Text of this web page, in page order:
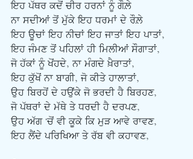
ਇਹ ਪੱਥਰ ਕਦੋਂ ਚੀਰ ਹਰਨਾਂ ਨੂੰ ਗੌਲ਼ੇ
ਨਾ ਸਦੀਆਂ ਤੋਂ ਮੁੱਕੇ ਇਹ ਧਰਮਾਂ ਦੇ ਰੌਲ਼ੇ
ਇਹ ਊਚਾਂ ਇਹ ਨੀਚਾਂ ਇਹ ਜਾਤਾਂ ਇਹ ਪਾਤਾਂ,
ਇਹ ਜੰਮਣ ਤੋਂ ਪਹਿਲਾਂ ਹੀ ਮਿਲੀਆਂ ਸੌਗਾਤਾਂ,
ਜੋ ਹੱਕਾਂ ਨੂੰ ਖੋਂਹਦੇ, ਨਾ ਮੰਗਦੇ ਖ਼ੈਰਾਤਾਂ,
ਇਹ ਕੁੱਖੋਂ ਨਾ ਬਾਗੀ, ਜੋ ਕੀਤੇ ਹਾਲਾਤਾਂ,
ਉਹ ਬਿਰਹੋਂ ਦੇ ਹਉਂਕੇ ਜੋ ਭਰਦੀ ਹੈ ਬਿਰਹਣ,
ਜੋ ਪੱਥਰਾਂ ਦੇ ਮੱਥੇ ਤੇ ਧਰਦੀ ਹੈ ਦਰਪਣ,
ਉਹ ਅੱਗ 'ਚੋਂ ਵੀ ਕੂਕੇ ਕਿ ਮੁੜ ਆਵੇ ਰਾਵਣ,
ਇਹ ਲੈਂਦੇ ਪਰਿਖਿਆ ਤੇ ਰੱਬ ਵੀ ਕਹਾਵਣ,